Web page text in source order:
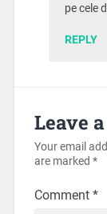
pe cele
REPLY
Leave
Your email
are marked *
Comment *